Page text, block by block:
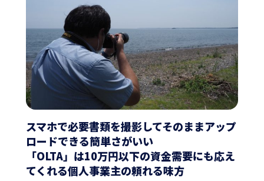
スマホで必要書類を撮影してそのままアップ
ロードできる簡単さがいい
「OLTA」は10万円以下の資金需要にも応え
てくれる個人事業主の頼れる味方